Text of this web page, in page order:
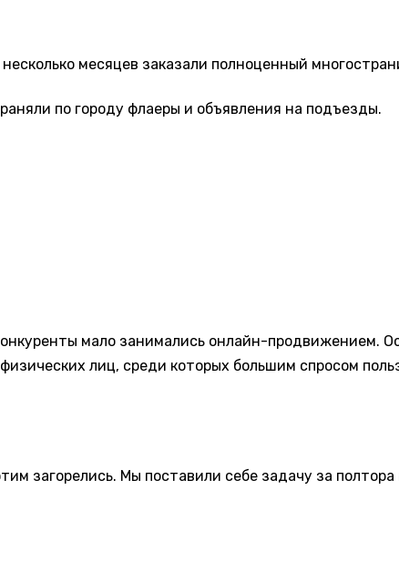
месяцев заказали полноценный
по городу флаеры и объявления на подъезды.
мало занимались онлайн-продвижением.
лиц, среди которых большим спросом
загорелись. Мы поставили себе задачу за полтора